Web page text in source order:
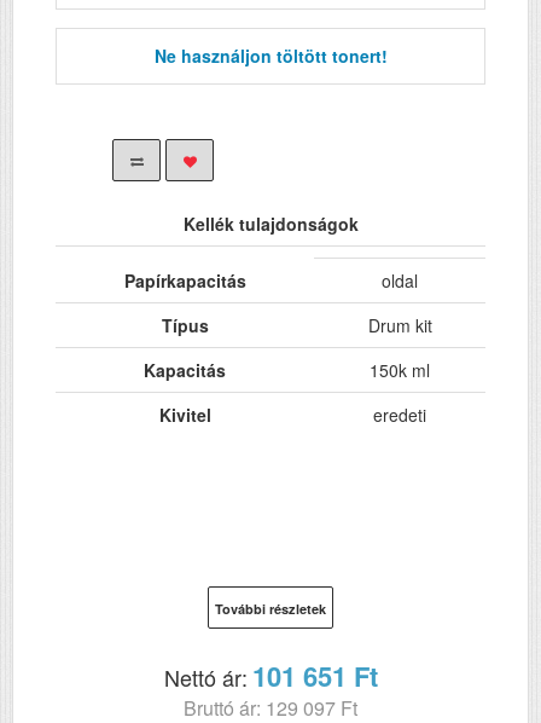
Ne használjon töltött tonert!
Kellék tulajdonságok
Papírkapacitás
oldal
Típus
Drum kit
Kapacitás
150k ml
Kivitel
eredeti
További részletek
Nettó ár: 101 651 Ft
Bruttó ár: 129 097 Ft